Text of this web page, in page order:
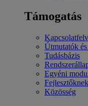
Támogatás
Útmutatók
Tudásbázis
Egyéni
Fejlesztőknek
Közösség